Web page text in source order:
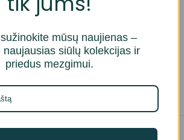
medinių
STARTER prisukamų medinių
virbalų rinkinys
90,00€
Į krepšelį
mūsų naujienas –
naujausias siūlų kolekcijas ir
priedus mezgimui.